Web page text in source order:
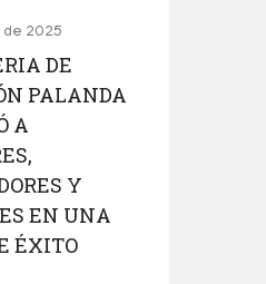
2025
DE
PALANDA
A
Y
EN UNA
ÉXITO